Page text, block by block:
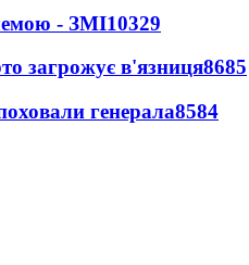
- ЗМІ10329
загрожує в'язниця8685
генерала8584